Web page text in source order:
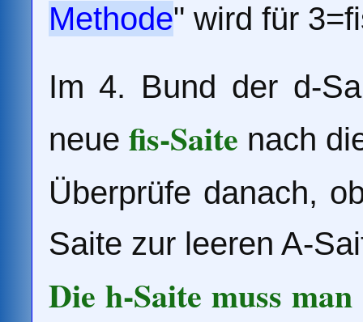
Methode" wird für
Im 4. Bund der d-
neue fis-Saite nach
Überprüfe danach,
Saite zur leeren A-
Die h-Saite muss